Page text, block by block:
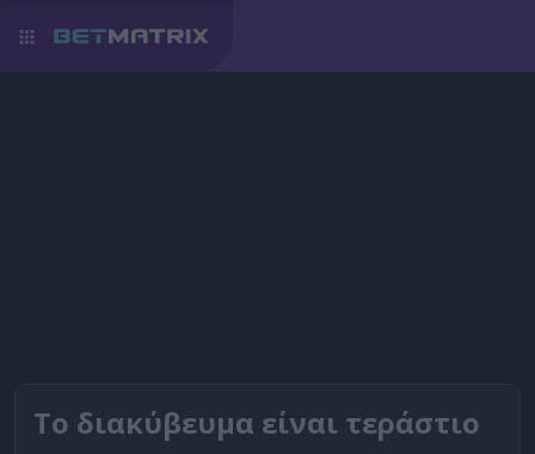
Το διακύβευμα είναι τεράστιο